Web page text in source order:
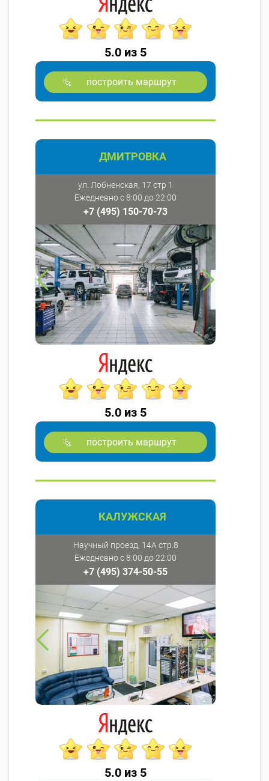
5.0 из 5
построить маршрут
ДМИТРОВКА
ул. Лобненская, 17 стр 1
Ежедневно с 8:00 до 22:00
+7 (495) 150-70-73
5.0 из 5
построить маршрут
КАЛУЖСКАЯ
Научный проезд, 14А стр.8
Ежедневно с 8:00 до 22:00
+7 (495) 374-50-55
5.0 из 5